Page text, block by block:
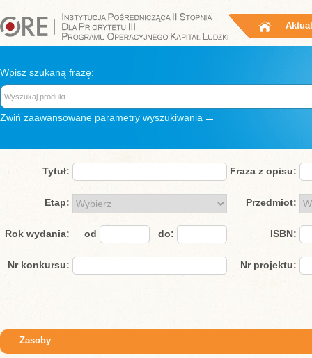
Wpisz szukaną frazę:
Zwiń zaawansowane parametry wyszukiwania
Tytuł: Fraza z opisu:
Etap: Przedmiot:
Rok wydania: od do: ISBN:
Nr konkursu: Nr projektu:
Zasoby